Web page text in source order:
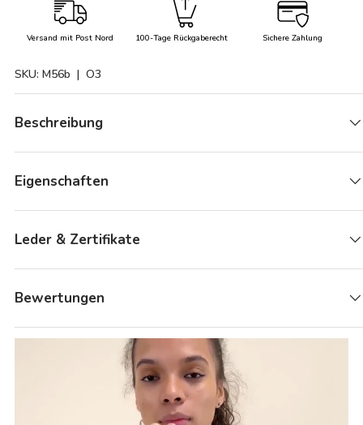
Versand mit Post Nord 100-Tage Rückgaberecht Sichere Zahlung
SKU: M56b | O3
Beschreibung
Eigenschaften
Leder & Zertifikate
Bewertungen